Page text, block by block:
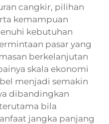
cangkir, pilihan
kemampuan
kebutuhan
pasar yang
berkelanjutan
skala ekonomi
menjadi semakin
dibandingkan
bila
jangka panjang